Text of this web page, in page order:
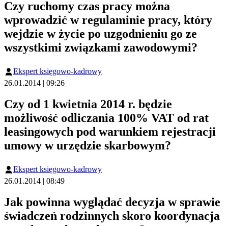
Czy ruchomy czas pracy można
wprowadzić w regulaminie pracy, który
wejdzie w życie po uzgodnieniu go ze
wszystkimi związkami zawodowymi?
Ekspert księgowo-kadrowy
26.01.2014 | 09:26
Czy od 1 kwietnia 2014 r. będzie
możliwość odliczania 100% VAT od rat
leasingowych pod warunkiem rejestracji
umowy w urzędzie skarbowym?
Ekspert księgowo-kadrowy
26.01.2014 | 08:49
Jak powinna wyglądać decyzja w sprawie
świadczeń rodzinnych skoro koordynacja